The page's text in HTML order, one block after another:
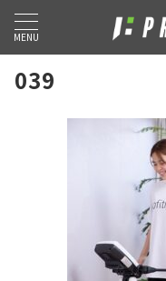
MENU
039